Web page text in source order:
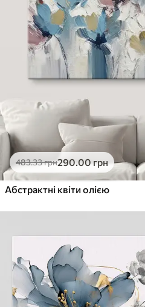
483.33грн290.00грн
Абстрактні квіти олією